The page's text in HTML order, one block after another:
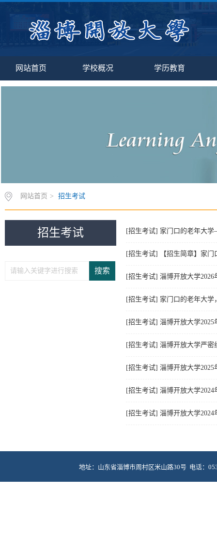
网站首页 学校概况 学历教育
网站首页 > 招生考试
招生考试 [招生考试] 家门口的老年大
[招生考试] 【招生简章】家
[招生考试] 淄博开放大学2026
[招生考试] 家门口的老年大学
[招生考试] 淄博开放大学2025
[招生考试] 淄博开放大学严密
[招生考试] 淄博开放大学2025
[招生考试] 淄博开放大学2024
[招生考试] 淄博开放大学2024
地址：山东省淄博市周村区米山路30号 电话：